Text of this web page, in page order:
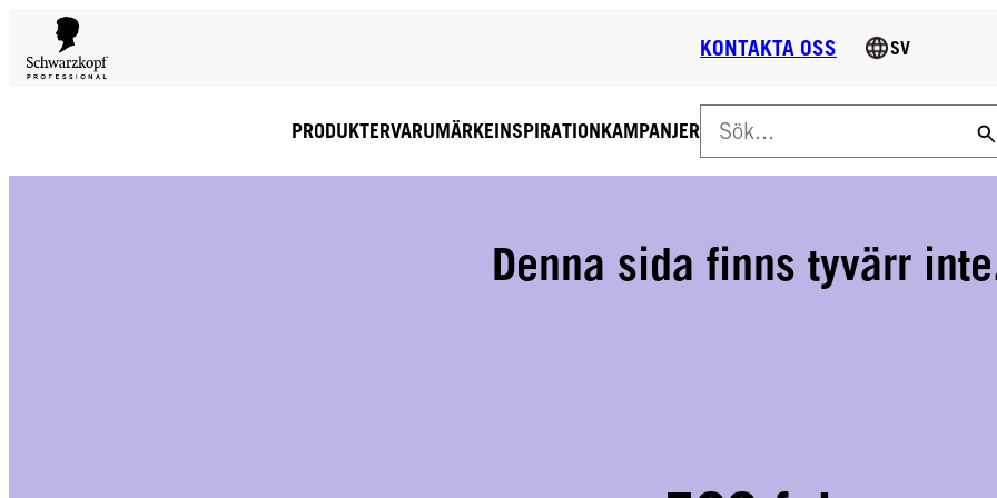
GRATIS LEVERANS PÅ ALLA BESTÄLLNINGAR ÖVER 160 €!
PRODUKTERVARUMÄRKEINSPIRATIONKAMPANJER
KONTAKTA OSS SV
Denna sida finns tyvärr